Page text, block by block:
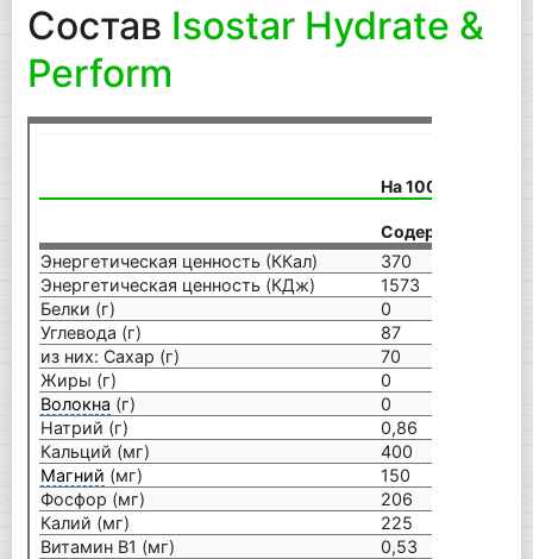
Состав Isostar Hydrate &
Perform
На 100 г продукта
Содержание
Энергетическая ценность (ККал)
370
Энергетическая ценность (КДж)
1573
Белки (г)
0
Углевода (г)
87
из них: Сахар (г)
70
Жиры (г)
0
Волокна (г) 0
Натрий (г)
0,86
Кальций (мг)
400
Магний (мг) 150
Фосфор (мг)
206
Калий (мг)
225
Витамин В1 (мг)
0,53